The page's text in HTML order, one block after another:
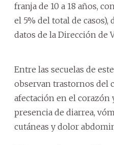
franja de 10 a 18 años,
el 5% del total de casos),
datos de la Dirección de
Entre las secuelas de
observan trastornos del
afectación en el corazón
presencia de diarrea,
cutáneas y dolor